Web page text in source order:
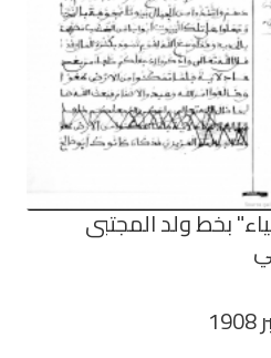
بخط ولد المجتبى